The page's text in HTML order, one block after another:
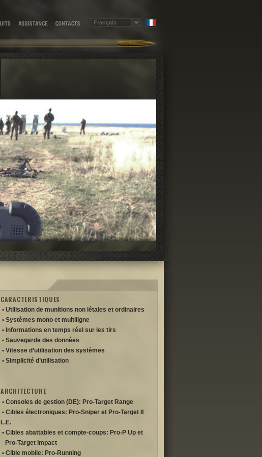
CARACTERISTIQUES
• Utilisation de munitions non létales et ordinaires
• Systèmes mono et multiligne
• Informations en temps réel sur les tirs
• Sauvegarde des données
• Vitesse d’utilisation des systèmes
• Simplicité d’utilisation
ARCHITECTURE
• Consoles de gestion (DE): Pro-Target Range
• Cibles électroniques: Pro-Sniper et Pro-Target 8
L.E.
• Cibles abattables et compte-coups: Pro-P Up et
Pro-Target Impact
• Cible mobile: Pro-Running